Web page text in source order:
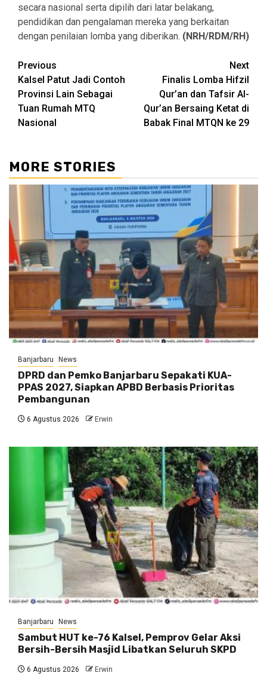
secara nasional serta dipilih dari latar belakang,
pendidikan dan pengalaman mereka yang berkaitan
dengan penilaian lomba yang diberikan. (NRH/RDM/RH)
Continue
Reading
Previous
Kalsel Patut Jadi Contoh
Provinsi Lain Sebagai
Tuan Rumah MTQ
Nasional
Next
Finalis Lomba Hifzil
Qur’an dan Tafsir Al-
Qur’an Bersaing Ketat di
Babak Final MTQN ke 29
MORE STORIES
Banjarbaru News
DPRD dan Pemko Banjarbaru Sepakati KUA-
PPAS 2027, Siapkan APBD Berbasis Prioritas
Pembangunan
6 Agustus 2026 Erwin
Banjarbaru News
Sambut HUT ke-76 Kalsel, Pemprov Gelar Aksi
Bersih-Bersih Masjid Libatkan Seluruh SKPD
6 Agustus 2026 Erwin